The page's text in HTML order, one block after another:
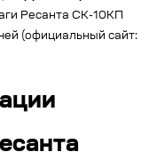
Ресанта СК-10КП
(официальный сайт: